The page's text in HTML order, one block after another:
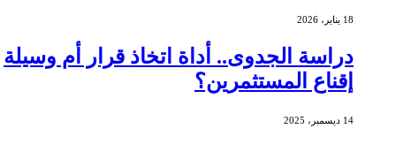
18 يناير، 2026
دراسة الجدوى.. أداة اتخاذ قرار أم وسيلة
إقناع المستثمرين؟
14 ديسمبر، 2025